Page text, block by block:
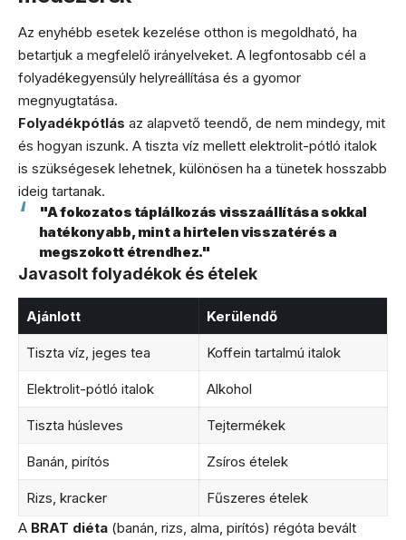
Az enyhébb esetek kezelése otthon is megoldható, ha
betartjuk a megfelelő irányelveket. A legfontosabb cél a
folyadékegyensúly helyreállítása és a gyomor
megnyugtatása.
Folyadékpótlás az alapvető teendő, de nem mindegy, mit
és hogyan iszunk. A tiszta víz mellett elektrolit-pótló italok
is szükségesek lehetnek, különösen ha a tünetek hosszabb
ideig tartanak.
"A fokozatos táplálkozás visszaállítása sokkal
hatékonyabb, mint a hirtelen visszatérés a
megszokott étrendhez."
Javasolt folyadékok és ételek
Ajánlott Kerülendő
Tiszta víz, jeges tea Koffein tartalmú italok
Elektrolit-pótló italok Alkohol
Tiszta húsleves Tejtermékek
Banán, pirítós Zsíros ételek
Rizs, kracker
Fűszeres ételek
A BRAT diéta (banán, rizs, alma, pirítós) régóta bevált